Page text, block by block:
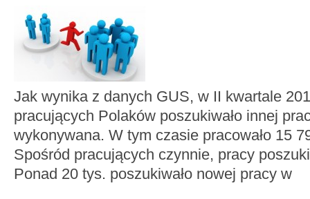
Jak wynika z danych GUS, w II kwartale
pracujących Polaków poszukiwało innej
wykonywana. W tym czasie pracowało 15
Spośród pracujących czynnie, pracy
Ponad 20 tys. poszukiwało nowej pracy w